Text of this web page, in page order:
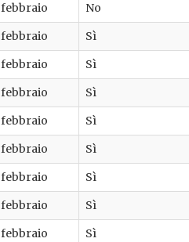
febbraio No
febbraio Sì
febbraio Sì
febbraio Sì
febbraio Sì
febbraio Sì
febbraio Sì
febbraio Sì
febbraio Sì